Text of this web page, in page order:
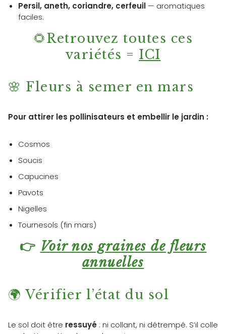
Persil, aneth, coriandre, cerfeuil — aromatiques
faciles.
🌻Retrouvez toutes ces
variétés = ICI
🌸 Fleurs à semer en mars
Pour attirer les pollinisateurs et embellir le jardin :
Cosmos
Soucis
Capucines
Pavots
Nigelles
Tournesols (fin mars)
👉 Voir nos graines de fleurs
annuelles
🌍 Vérifier l’état du sol
Le sol doit être ressuyé : ni collant, ni détrempé. S’il colle